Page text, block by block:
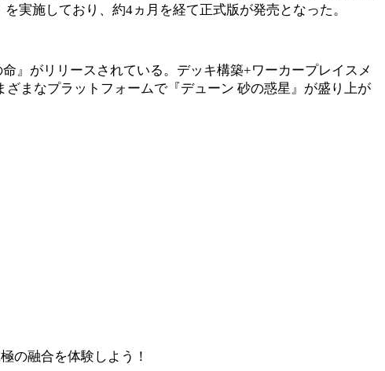
実施しており、約4ヵ月を経て正式版が発売となった。
』がリリースされている。デッキ構築+ワーカープレイスメ
まなプラットフォームで『デューン 砂の惑星』が盛り上が
の融合を体験しよう！